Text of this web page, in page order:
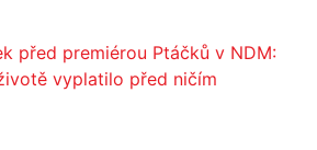
před premiérou Ptáčků v NDM:
vyplatilo před ničím